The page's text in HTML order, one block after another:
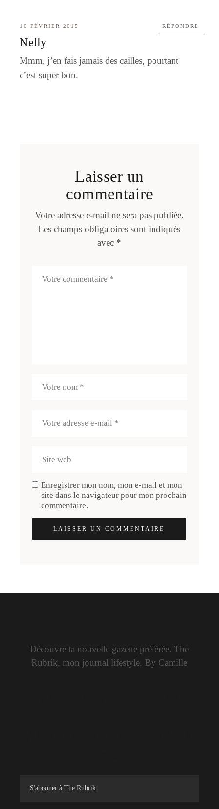
10 FÉVRIER 2015
Nelly
Mmm, j’en fais jamais des cailles, pourtant
c’est super bon.
RÉPONDRE
Laisser un
commentaire
Votre adresse e-mail ne sera pas publiée.
Les champs obligatoires sont indiqués
avec *
Enregistrer mon nom, mon e-mail et mon
site dans le navigateur pour mon prochain
commentaire.
LAISSER UN COMMENTAIRE
Découvre ta nouvelle gazette préférée. The
Rubrik, mon journal lifestyle. By Camille